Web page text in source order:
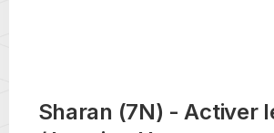
Sharan (7N) - Activer